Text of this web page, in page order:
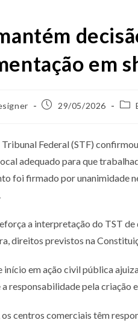
em
29/05/2026
Tribunal Federal (STF)
adequado para que
foi firmado por unanimidade
a interpretação do TST de
direitos previstos na
início em ação civil pública
responsabilidade pela criação
os centros comerciais têm